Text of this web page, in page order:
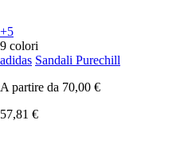
+5
9 colori
adidas Sandali Purechill
A partire da 70,00 €
57,81 €